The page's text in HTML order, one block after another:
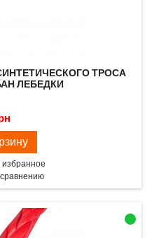
ТРОСА
ЛЕБЕДКИ